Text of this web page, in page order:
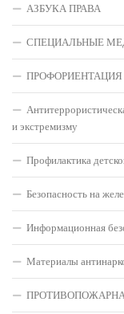
АЗБУКА ПРАВА
СПЕЦИАЛЬНЫЕ
ПРОФОРИЕНТАЦИЯ
и экстремизму
Профилактика
Безопасность на
Информационная
Материалы